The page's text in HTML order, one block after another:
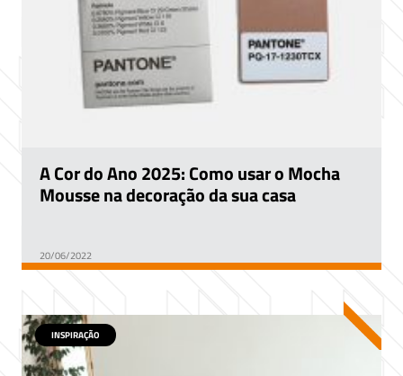
A Cor do Ano 2025: Como usar o Mocha
Mousse na decoração da sua casa
20/06/2022
INSPIRAÇÃO